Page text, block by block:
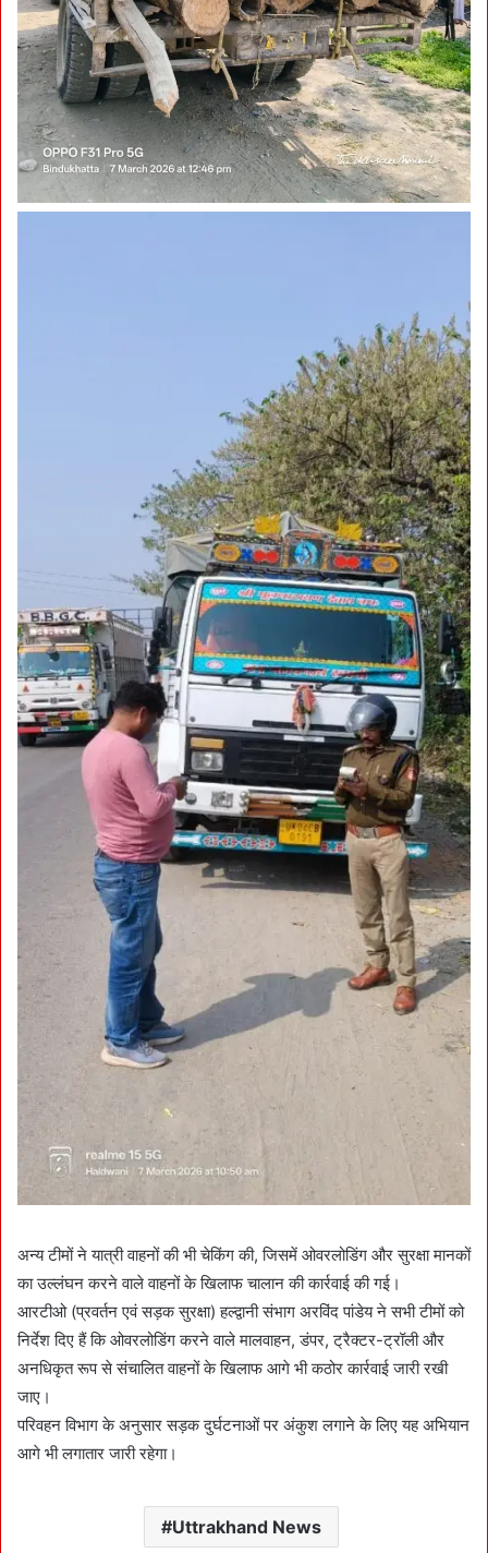
अन्य टीमों ने यात्री वाहनों की भी चेकिंग की, जिसमें ओवरलोडिंग और सुरक्षा मानकों
का उल्लंघन करने वाले वाहनों के खिलाफ चालान की कार्रवाई की गई।
आरटीओ (प्रवर्तन एवं सड़क सुरक्षा) हल्द्वानी संभाग अरविंद पांडेय ने सभी टीमों को
निर्देश दिए हैं कि ओवरलोडिंग करने वाले मालवाहन, डंपर, ट्रैक्टर-ट्रॉली और
अनधिकृत रूप से संचालित वाहनों के खिलाफ आगे भी कठोर कार्रवाई जारी रखी
जाए।
परिवहन विभाग के अनुसार सड़क दुर्घटनाओं पर अंकुश लगाने के लिए यह अभियान
आगे भी लगातार जारी रहेगा।
Uttrakhand News